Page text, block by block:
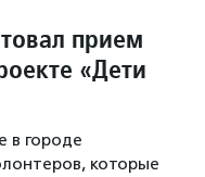
прием
«Дети
в городе
которые